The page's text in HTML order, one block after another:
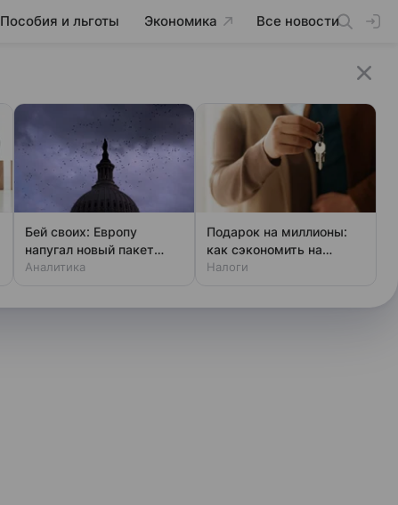
Пособия и льготы Экономика Все новости
Бей своих: Европу
напугал новый пакет
«адских санкций» США
Аналитика
Подарок на миллионы:
как сэкономить на
налоге
Налоги